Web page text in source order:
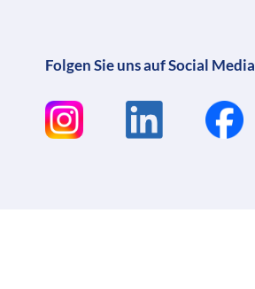
Folgen Sie uns auf Social Media